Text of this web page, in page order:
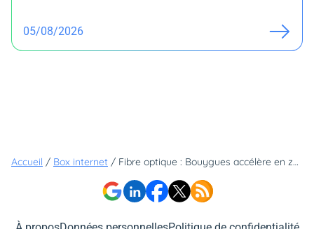
05/08/2026
Accueil / Box internet / Fibre optique : Bouygues accélère en zone très dense avec Axione et Mirova